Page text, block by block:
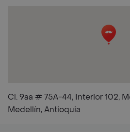
Cl. 9aa # 75A-44, Interior 102,
Medellín, Antioquia